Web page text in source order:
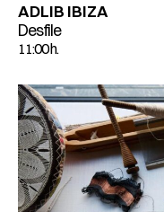
ADLIB IBIZA
Desfile
11:00 h.